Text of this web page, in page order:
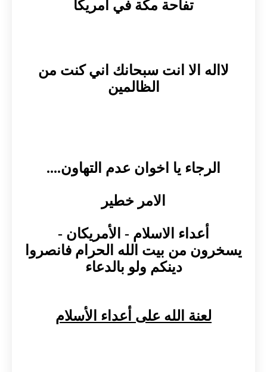
تفاحة مكة في امريكا
لااله الا انت سبحانك اني كنت من
الظالمين
الرجاء يا اخوان عدم التهاون....
الامر خطير
أعداء الاسلام - الأمريكان -
يسخرون من بيت الله الحرام فانصروا
دينكم ولو بالدعاء
لعنة الله على أعداء الأسلام